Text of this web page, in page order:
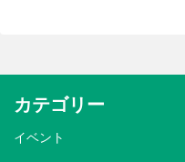
カテゴリー
イベント